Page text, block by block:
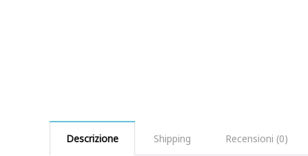
Descrizione Shipping Recensioni (0)